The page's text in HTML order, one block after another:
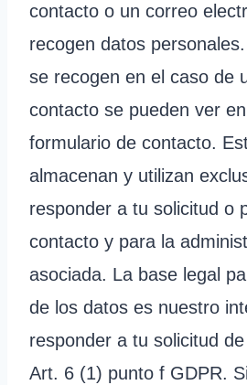
contacto o un correo
recogen datos
se recogen en el caso de
contacto se pueden ver
formulario de contacto.
almacenan y utilizan
responder a tu solicitud o
contacto y para la
asociada. La base legal
de los datos es nuestro
responder a tu solicitud
Art. 6 (1) punto f GDPR.